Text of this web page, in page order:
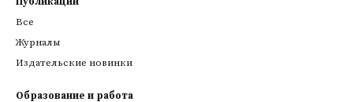
Все
Журналы
Издательские новинки
Образование и работа